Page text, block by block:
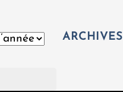
ARCHIVES